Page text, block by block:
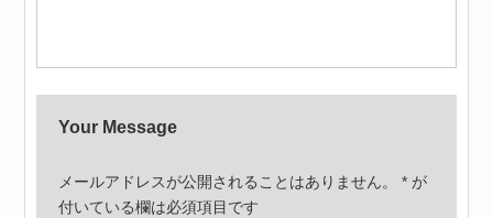
Your Message
メールアドレスが公開されることはありません。 * が
付いている欄は必須項目です